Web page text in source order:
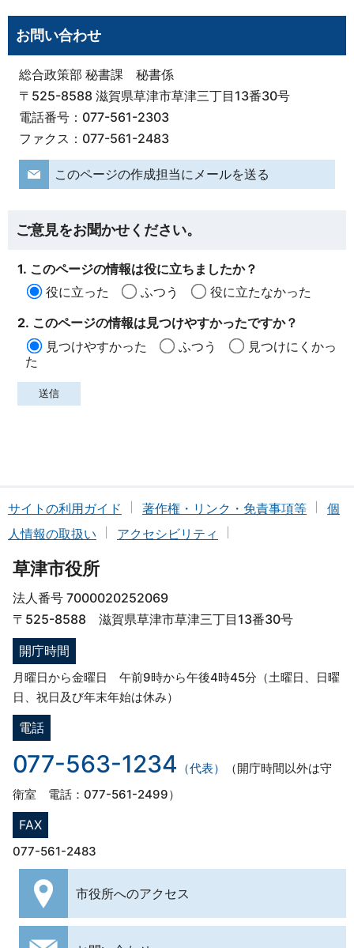
お問い合わせ
総合政策部 秘書課 秘書係
〒525-8588 滋賀県草津市草津三丁目13番30号
電話番号：077-561-2303
ファクス：077-561-2483
このページの作成担当にメールを送る
ご意見をお聞かせください。
1. このページの情報は役に立ちましたか？
役に立った
ふつう
役に立たなかった
2. このページの情報は見つけやすかったですか？
見つけやすかった
ふつう
見つけにくかっ
た
サイトの利用ガイド 著作権・リンク・免責事項等
個
人情報の取扱い
アクセシビリティ
草津市役所
法人番号 7000020252069
〒525-8588 滋賀県草津市草津三丁目13番30号
開庁時間
月曜日から金曜日 午前9時から午後4時45分（土曜日、日曜
日、祝日及び年末年始は休み）
電話
077-563-1234 （代表）
（開庁時間以外は守
衛室 電話：077-561-2499）
FAX
077-561-2483
市役所へのアクセス